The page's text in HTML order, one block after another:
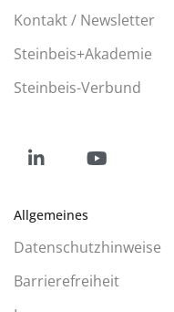
Kontakt / Newsletter
Steinbeis+Akademie
Steinbeis-Verbund
Media
Allgemeines
Datenschutzhinweise
Barrierefreiheit